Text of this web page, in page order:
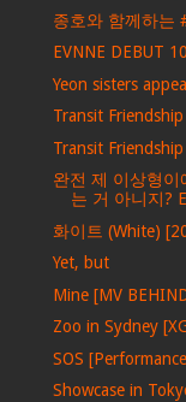
종호와 함께하는
EVNNE DEBUT
Yeon sisters
Transit
Transit
완전 제 이상형
는 거 아니지?
화이트 (White)
Yet, but
Mine [MV
Zoo in Sydney
SOS
Showcase in